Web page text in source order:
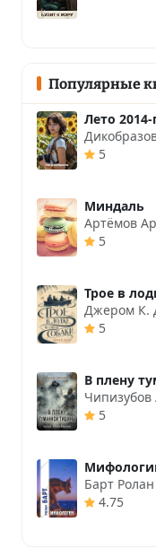
Популярные
Лето 2014-
5
Миндаль
Артёмов
5
Трое в
Джером К.
5
В плену
Чипизубов
5
Барт Ролан
4.75